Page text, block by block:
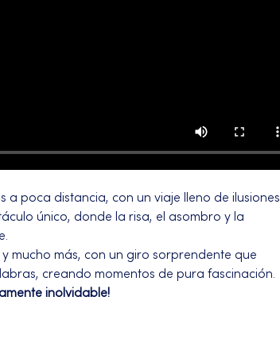
a poca distancia, con un viaje lleno de ilusiones
único, donde la risa, el asombro y la
mucho más, con un giro sorprendente que
creando momentos de pura fascinación.
inolvidable!